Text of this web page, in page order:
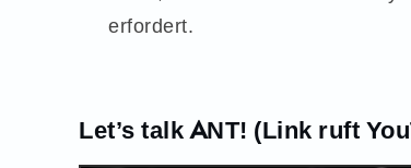
erfordert.
Let’s talk ANT! (Link ruft